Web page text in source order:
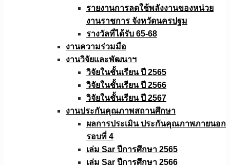
รายงานการลดใช้พลังงานของหน่วย
งานราชการ จังหวัดนครปฐม
รางวัลที่ได้รับ 65-68
งานความร่วมมือ
งานวิจัยเเละพัฒนาฯ
วิจัยในชั้นเรียน ปี 2565
วิจัยในชั้นเรียน ปี 2566
วิจัยในชั้นเรียน ปี 2567
งานประกันคุณภาพสถานศึกษา
ผลการประเมิน ประกันคุณภาพภายนอก
รอบที่ 4
เล่ม Sar ปีการศึกษา 2565
เล่ม Sar ปีการศึกษา 2566